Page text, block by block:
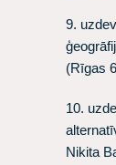
9.
(Rīgas
10.
Nikita